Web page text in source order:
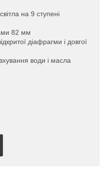
на 9 ступені
82 мм
діафрагми і довгої
води і масла